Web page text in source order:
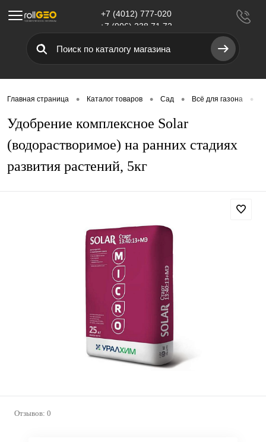
Меню
+7 (4012) 777-020
+7 (906) 238 71 72
Главная страница • Каталог товаров • Сад • Всё для газона •
Удобрение комплексное Solar
(водорастворимое) на ранних стадиях
развития растений, 5кг
Отзывов: 0